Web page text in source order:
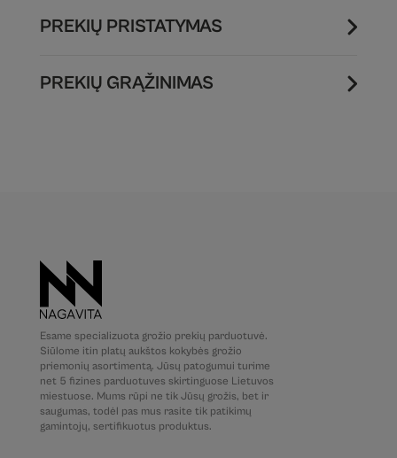
PREKIŲ PRISTATYMAS
PREKIŲ GRĄŽINIMAS
Esame specializuota grožio prekių parduotuvė.
Siūlome itin platų aukštos kokybės grožio
priemonių asortimentą. Jūsų patogumui turime
net 5 fizines parduotuves skirtinguose Lietuvos
miestuose. Mums rūpi ne tik Jūsų grožis, bet ir
saugumas, todėl pas mus rasite tik patikimų
gamintojų, sertifikuotus produktus.